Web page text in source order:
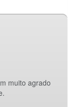
muito agrado